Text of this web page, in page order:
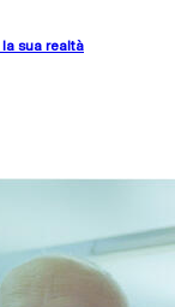
la sua realtà